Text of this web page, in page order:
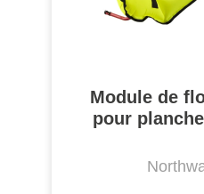
Module de
pour